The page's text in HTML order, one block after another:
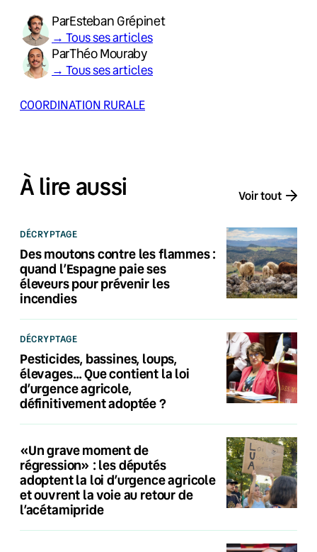
ParEsteban Grépinet
→ Tous ses articles
ParThéo Mouraby
→ Tous ses articles
COORDINATION RURALE
À lire aussi Voir tout
DÉCRYPTAGE
Des moutons contre les flammes :
quand l’Espagne paie ses
éleveurs pour prévenir les
incendies
DÉCRYPTAGE
Pesticides, bassines, loups,
élevages… Que contient la loi
d’urgence agricole,
définitivement adoptée ?
«Un grave moment de
régression» : les députés
adoptent la loi d’urgence agricole
et ouvrent la voie au retour de
l’acétamipride